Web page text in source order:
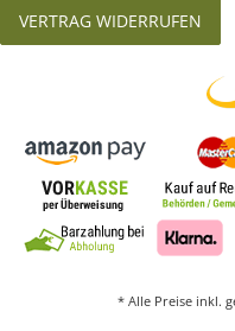
VERTRAG WIDERRUFEN
* Alle Preise inkl.